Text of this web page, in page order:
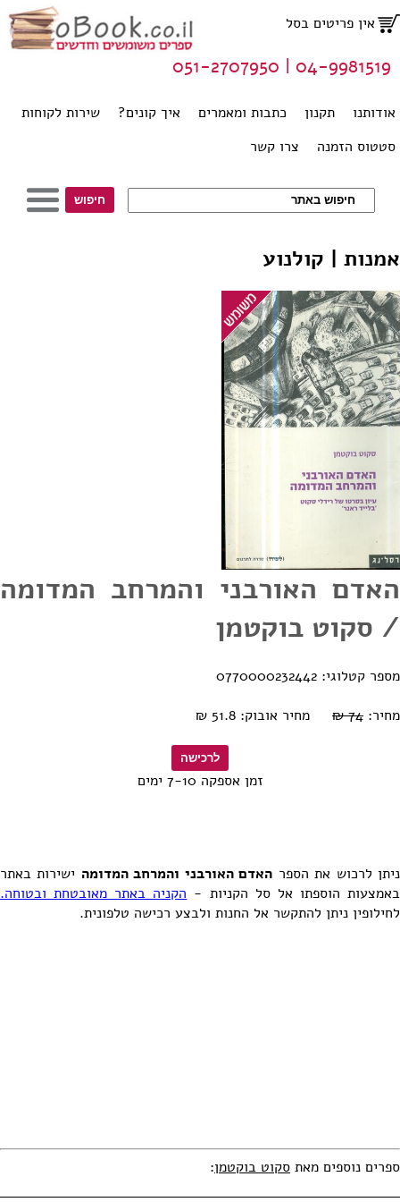
אין פריטים בסל
אודותנו תקנון כתבות ומאמרים איך קונים?
שירות לקוחות
סטטוס הזמנה
צרו קשר
04-9981519 | 051-2707950
אמנות | קולנוע
האדם האורבני והמרחב המדומה
/ סקוט בוקטמן
מספר קטלוגי: 0770000232442
מחיר: 74 ₪ מחיר אובוק: 51.8 ₪
זמן אספקה 7-10 ימים
ניתן לרכוש את הספר האדם האורבני והמרחב המדומה ישירות באתר
באמצעות הוספתו אל סל הקניות - הקניה באתר מאובטחת ובטוחה.
לחילופין ניתן להתקשר אל החנות ולבצע רכישה טלפונית.
ספרים נוספים מאת סקוט בוקטמן: